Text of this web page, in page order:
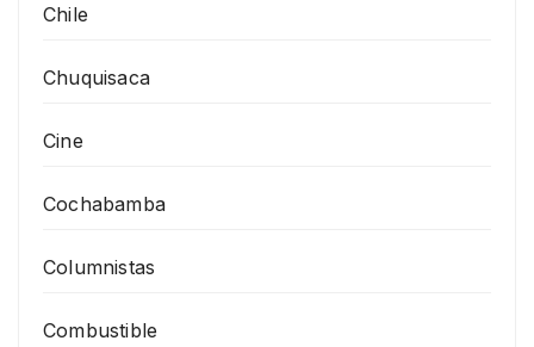
Chile
Chuquisaca
Cine
Cochabamba
Columnistas
Combustible